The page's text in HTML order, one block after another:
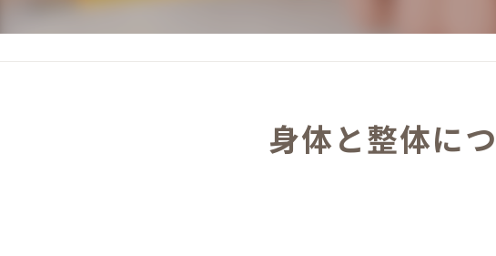
頭痛
妊婦のつわり･逆子･安産身体と整体に